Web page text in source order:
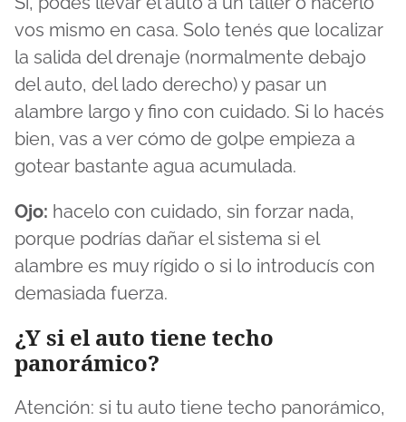
vos mismo en casa. Solo tenés que localizar
la salida del drenaje (normalmente debajo
del auto, del lado derecho) y pasar un
alambre largo y fino con cuidado. Si lo hacés
bien, vas a ver cómo de golpe empieza a
gotear bastante agua acumulada.
Ojo: hacelo con cuidado, sin forzar nada,
porque podrías dañar el sistema si el
alambre es muy rígido o si lo introducís con
demasiada fuerza.
¿Y si el auto tiene techo
panorámico?
Atención: si tu auto tiene techo panorámico,